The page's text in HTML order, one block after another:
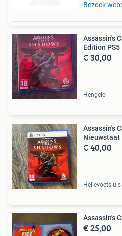
Bezoek
Assassin's
Edition PS5
€ 30,00
Hengelo
Assassin's
Nieuwstaat
€ 40,00
Hellevoetsluis
Assassin's
€ 25,00